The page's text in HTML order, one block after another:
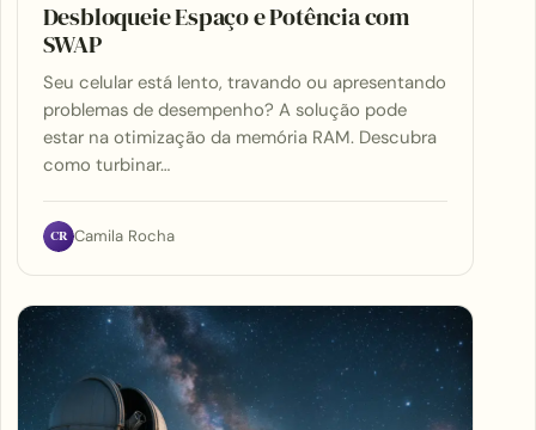
Desbloqueie Espaço e Potência com
SWAP
Seu celular está lento, travando ou apresentando
problemas de desempenho? A solução pode
estar na otimização da memória RAM. Descubra
como turbinar…
CR Camila Rocha